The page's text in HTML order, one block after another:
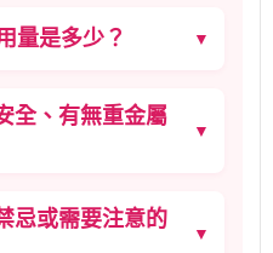
量是多少？ ▼
全、有無重金屬
▼
忌或需要注意的
▼